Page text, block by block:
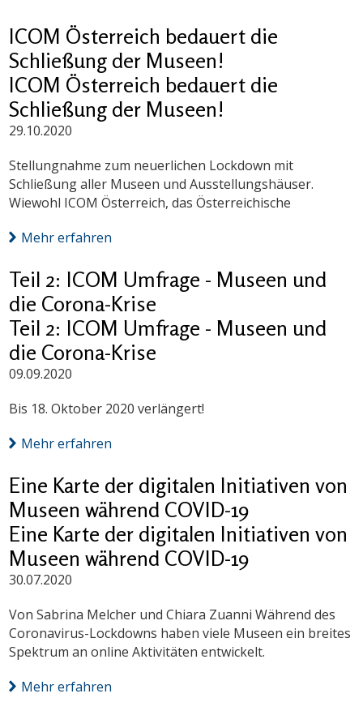
ICOM Österreich bedauert die
Schließung der Museen!
ICOM Österreich bedauert die
Schließung der Museen!
29.10.2020
Stellungnahme zum neuerlichen Lockdown mit
Schließung aller Museen und Ausstellungshäuser.
Wiewohl ICOM Österreich, das Österreichische
Mehr erfahren
Teil 2: ICOM Umfrage - Museen und
die Corona-Krise
Teil 2: ICOM Umfrage - Museen und
die Corona-Krise
09.09.2020
Bis 18. Oktober 2020 verlängert!
Mehr erfahren
Eine Karte der digitalen Initiativen von
Museen während COVID-19
Eine Karte der digitalen Initiativen von
Museen während COVID-19
30.07.2020
Von Sabrina Melcher und Chiara Zuanni Während des
Coronavirus-Lockdowns haben viele Museen ein breites
Spektrum an online Aktivitäten entwickelt.
Mehr erfahren